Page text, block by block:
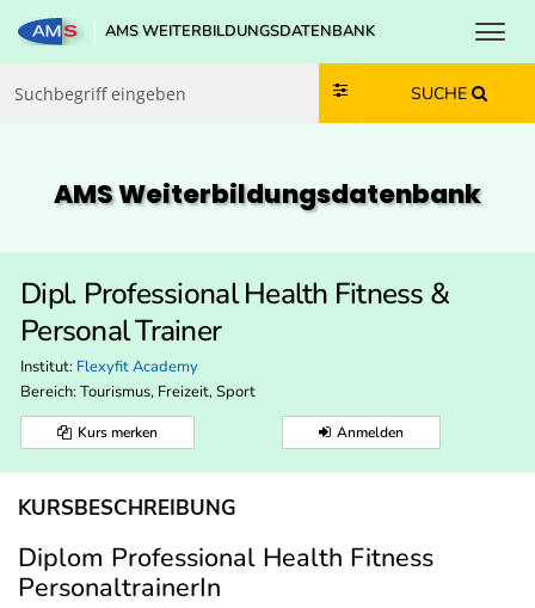
Zum Inhalt springen
Zum Navmenü springen
Zur Suche springen
Zur Footer springen
AMS WEITERBILDUNGSDATENBANK
SUCHE
AMS Weiterbildungs­datenbank
Dipl. Professional Health Fitness &
Personal Trainer
Institut: Flexyfit Academy
Bereich: Tourismus, Freizeit, Sport
Kurs merken Anmelden
KURSBESCHREIBUNG
Diplom Professional Health Fitness
PersonaltrainerIn